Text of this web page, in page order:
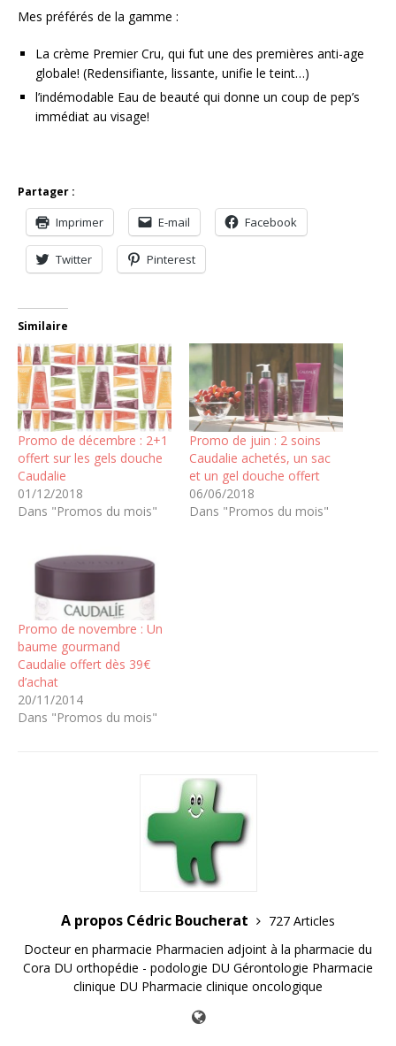
Mes préférés de la gamme :
La crème Premier Cru, qui fut une des premières anti-age
globale! (Redensifiante, lissante, unifie le teint…)
l’indémodable Eau de beauté qui donne un coup de pep’s
immédiat au visage!
Partager :
Imprimer E-mail Facebook
Twitter Pinterest
Similaire
Promo de décembre : 2+1
offert sur les gels douche
Caudalie
01/12/2018
Dans "Promos du mois"
Promo de juin : 2 soins
Caudalie achetés, un sac
et un gel douche offert
06/06/2018
Dans "Promos du mois"
Promo de novembre : Un
baume gourmand
Caudalie offert dès 39€
d’achat
20/11/2014
Dans "Promos du mois"
A propos Cédric Boucherat
727 Articles
Docteur en pharmacie Pharmacien adjoint à la pharmacie du
Cora DU orthopédie - podologie DU Gérontologie Pharmacie
clinique DU Pharmacie clinique oncologique